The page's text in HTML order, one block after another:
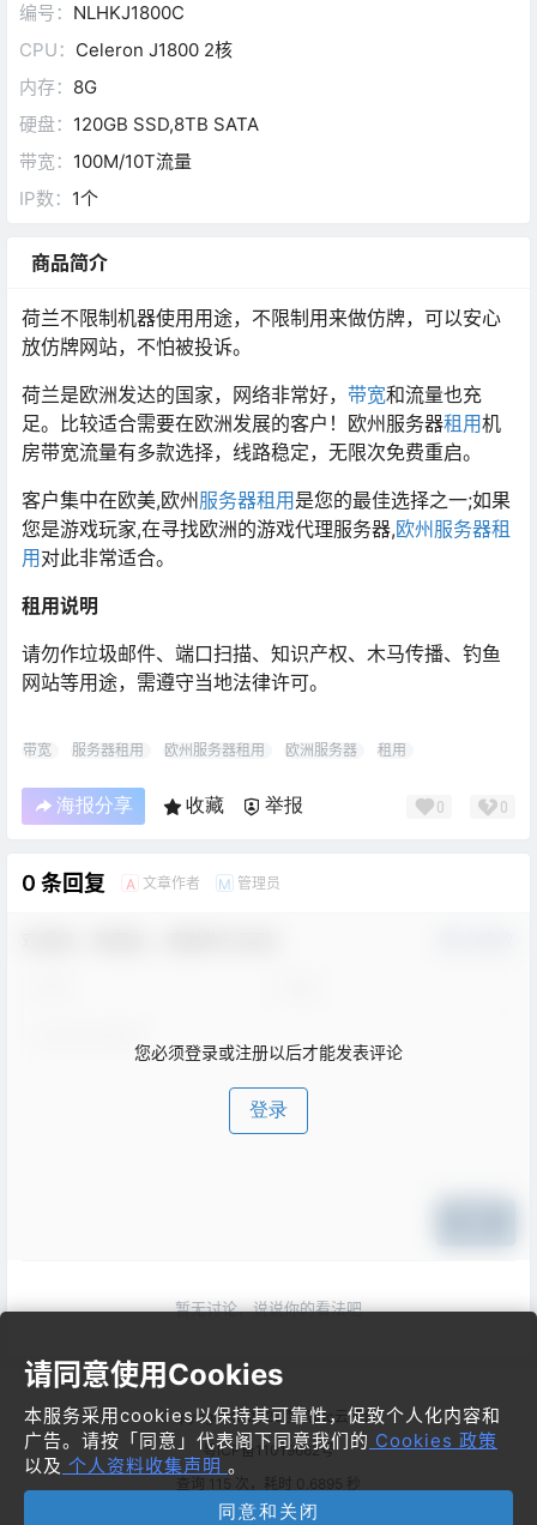
编号： NLHKJ1800C
CPU： Celeron J1800 2核
内存： 8G
硬盘： 120GB SSD,8TB SATA
带宽： 100M/10T流量
IP数： 1个
商品简介
荷兰不限制机器使用用途，不限制用来做仿牌，可以安心
放仿牌网站，不怕被投诉。
荷兰是欧洲发达的国家，网络非常好， 带宽和流量也充
足。比较适合需要在欧洲发展的客户！欧州服务器租用机
房带宽流量有多款选择，线路稳定，无限次免费重启。
客户集中在欧美,欧州 服务器租用 是您的最佳选择之一;如果
您是游戏玩家,在寻找欧洲的游戏代理服务器,欧州服务器租
用 对此非常适合。
租用说明
请勿作垃圾邮件、端口扫描、知识产权、木马传播、钓鱼
网站等用途，需遵守当地法律许可。
带宽 服务器租用 欧州服务器租用 欧洲服务器 租用
海报分享 收藏 举报 0 0
0 条回复 A 文章作者 M 管理员
您必须登录或注册以后才能发表评论
登录
暂无讨论，说说你的看法吧
Copyright © 2026梦飞idc云平台
粤ICP备11019662号
查询 115 次，耗时 0.6895 秒
请同意使用Cookies
本服务采用cookies以保持其可靠性，促致个人化内容和
广告。请按「同意」代表阁下同意我们的 Cookies 政策
以及 个人资料收集声明 。
同意和关闭